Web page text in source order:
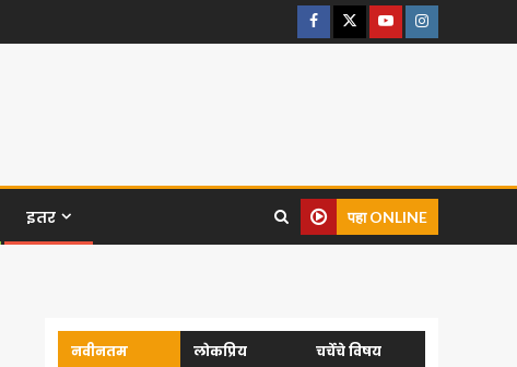
इतर पहा ONLINE
नवीनतम लोकप्रिय चर्चेचे विषय